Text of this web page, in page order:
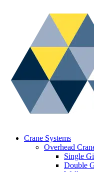
Crane Systems
Overhead
Single
Double